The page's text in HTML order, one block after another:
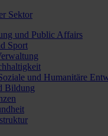
Sektor
und Public Affairs
Sport
und Humanitäre
Bildung